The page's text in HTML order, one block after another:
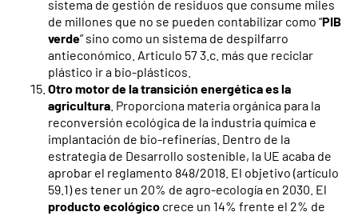
sistema de gestión de residuos que consume miles
de millones que no se pueden contabilizar como “PIB
verde” sino como un sistema de despilfarro
antieconómico. Articulo 57 3.c. más que reciclar
plástico ir a bio-plásticos.
Otro motor de la transición energética es la
agricultura . Proporciona materia orgánica para la
reconversión ecológica de la industria química e
implantación de bio-refinerías. Dentro de la
estrategia de Desarrollo sostenible, la UE acaba de
aprobar el reglamento 848/2018. El objetivo (artículo
59.1) es tener un 20% de agro-ecología en 2030. El
producto ecológico crece un 14% frente el 2% de